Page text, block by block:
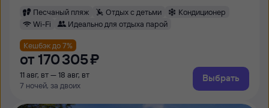
Песчаный пляж Отдых с детьми
Кондиционер
Wi-Fi
Идеально для отдыха парой
Кешбэк до 7%
от 170 ⁠305 ⁠₽
11 авг, вт — 18 авг, вт
7 ночей, за двоих
Выбрать